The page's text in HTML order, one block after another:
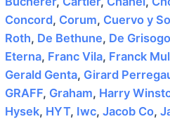
Concord, Corum, Cuervo y
Roth, De Bethune, De
Eterna, Franc Vila, Franck
Gerald Genta, Girard
GRAFF, Graham, Harry
Hysek, HYT, Iwc, Jacob Co,